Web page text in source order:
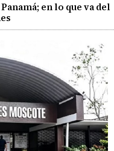
en lo que va del